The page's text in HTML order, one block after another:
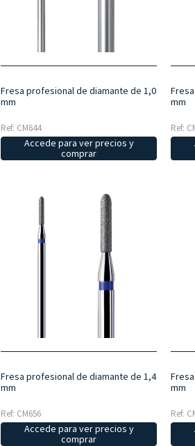
Fresa profesional de diamante de 1,0
mm
Ref: CM644
Accede para ver precios y
comprar
mm
Ref:
Fresa profesional de diamante de 1,4
mm
Ref: CM656
Accede para ver precios y
comprar
mm
Ref: